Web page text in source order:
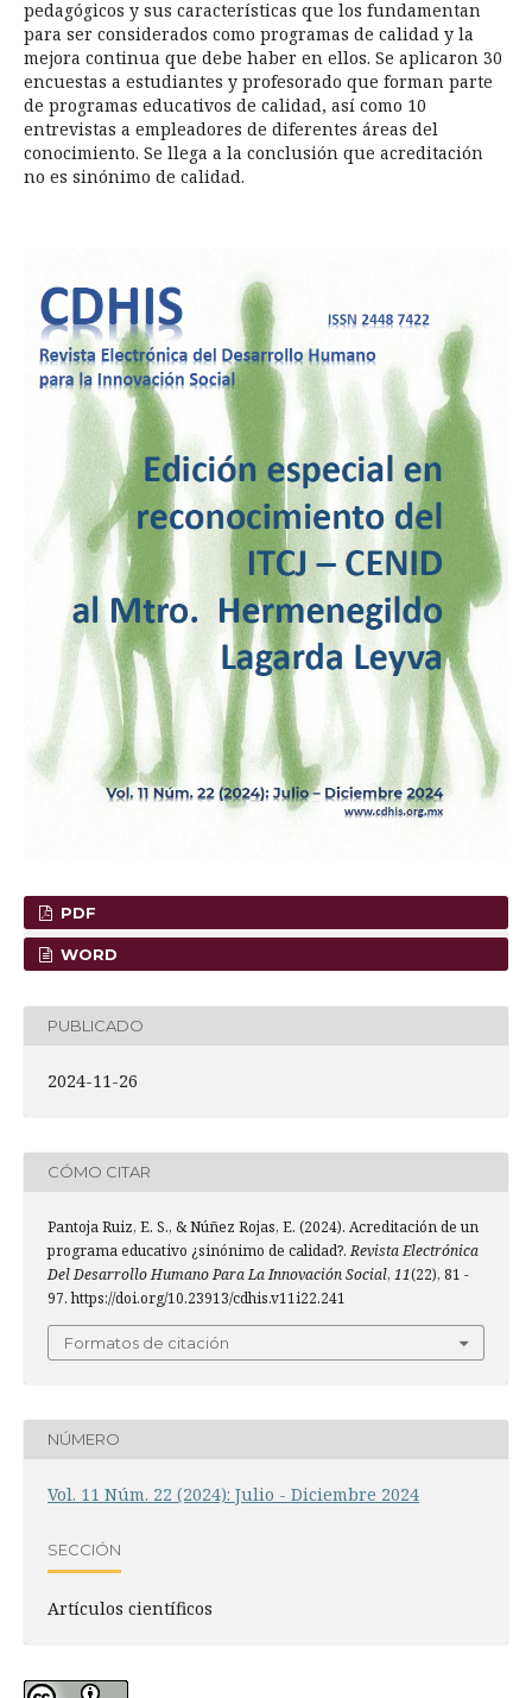
pedagógicos y sus características que los fundamentan
para ser considerados como programas de calidad y la
mejora continua que debe haber en ellos. Se aplicaron 30
encuestas a estudiantes y profesorado que forman parte
de programas educativos de calidad, así como 10
entrevistas a empleadores de diferentes áreas del
conocimiento. Se llega a la conclusión que acreditación
no es sinónimo de calidad.
PDF
WORD
PUBLICADO
2024-11-26
CÓMO CITAR
Pantoja Ruiz, E. S., & Núñez Rojas, E. (2024). Acreditación de un
programa educativo ¿sinónimo de calidad?.Revista Electrónica
Del Desarrollo Humano Para La Innovación Social, 11(22), 81 -
97. https://doi.org/10.23913/cdhis.v11i22.241
Formatos de citación
NÚMERO
Vol. 11 Núm. 22 (2024): Julio - Diciembre 2024
SECCIÓN
Artí­culos científicos